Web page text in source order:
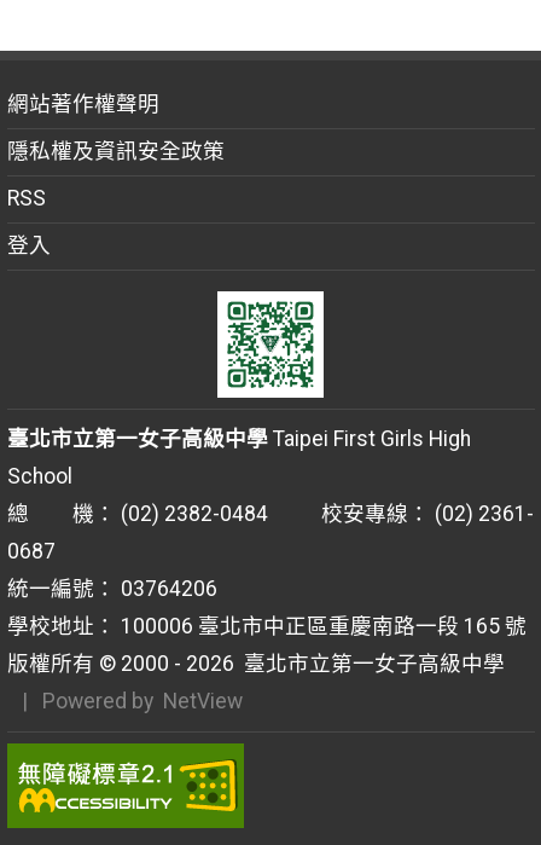
網站著作權聲明
隱私權及資訊安全政策
RSS
登入
臺北市立第一女子高級中學Taipei First Girls High
School
總 機： (02) 2382-0484 校安專線： (02) 2361-
0687
統一編號： 03764206
學校地址： 100006 臺北市中正區重慶南路一段 165 號
版權所有 © 2000 - 2026 臺北市立第一女子高級中學
| Powered by NetView